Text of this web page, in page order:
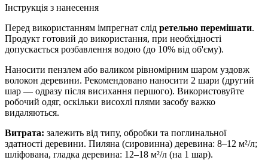
Інструкція з нанесення
Перед використанням імпрегнат слід ретельно перемішати.
Продукт готовий до використання, при необхідності
допускається розбавлення водою (до 10% від об'єму).
Наносити пензлем або валиком рівномірним шаром уздовж
волокон деревини. Рекомендовано наносити 2 шари (другий
шар — одразу після висихання першого). Використовуйте
робочий одяг, оскільки висохлі плями засобу важко
видаляються.
Витрата: залежить від типу, обробки та поглинальної
здатності деревини. Пиляна (сировинна) деревина: 8–12 м²/л;
шліфована, гладка деревина: 12–18 м²/л (на 1 шар).